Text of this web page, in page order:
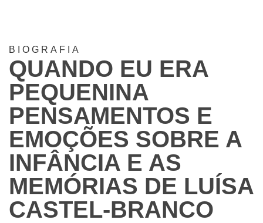
BIOGRAFIA
QUANDO EU ERA
PEQUENINA
PENSAMENTOS E
EMOÇÕES SOBRE A
INFÂNCIA E AS
MEMÓRIAS DE LUÍSA
CASTEL-BRANCO